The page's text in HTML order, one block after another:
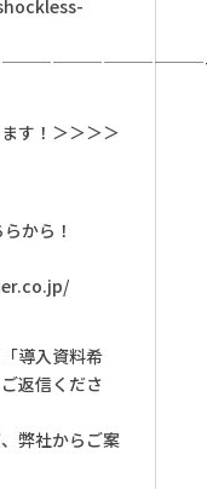
す！＞＞＞＞
から！
導入資料希
返信くださ
弊社からご案